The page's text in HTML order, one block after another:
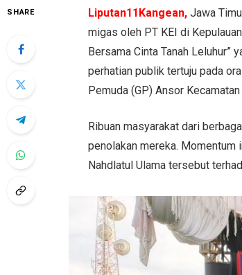
SHARE Liputan11Kangean, Jawa
migas oleh PT KEI di
Bersama Cinta Tanah
perhatian publik tertuju pada
Pemuda (GP) Ansor Kecamatan
Ribuan masyarakat dari
penolakan mereka. Momentum
Nahdlatul Ulama tersebut